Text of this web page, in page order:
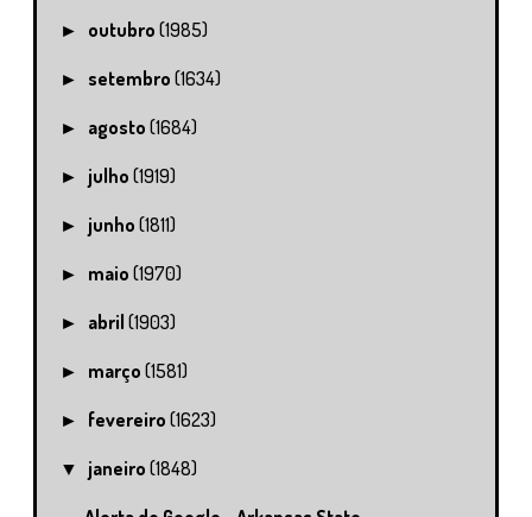
► outubro(1985)
► setembro(1634)
► agosto(1684)
► julho(1919)
► junho(1811)
► maio(1970)
► abril(1903)
► março(1581)
► fevereiro(1623)
▼ janeiro(1848)